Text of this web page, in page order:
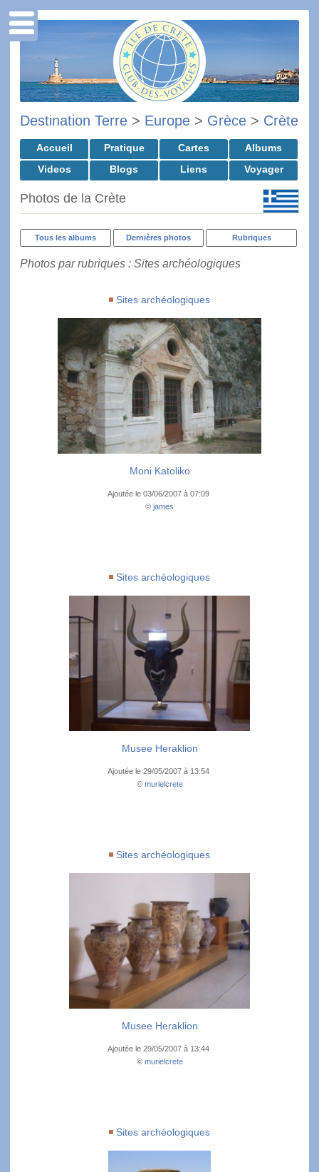
Destination Terre > Europe > Grèce > Crète
Accueil Pratique Cartes
Albums
Videos
Blogs Liens Voyager
Photos de la Crète
Tous les albums Dernières photos Rubriques
Photos par rubriques : Sites archéologiques
Sites archéologiques
Moni Katoliko
Ajoutée le 03/06/2007 à 07:09
© james
Sites archéologiques
Musee Heraklion
Ajoutée le 29/05/2007 à 13:54
© murielcrete
Sites archéologiques
Musee Heraklion
Ajoutée le 29/05/2007 à 13:44
© murielcrete
Sites archéologiques